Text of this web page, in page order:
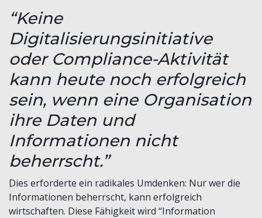
“Keine
Digitalisierungsinitiative
oder Compliance-Aktivität
kann heute noch erfolgreich
sein, wenn eine Organisation
ihre Daten und
Informationen nicht
beherrscht.”
Dies erforderte ein radikales Umdenken: Nur wer die
Informationen beherrscht, kann erfolgreich
wirtschaften. Diese Fähigkeit wird “Information